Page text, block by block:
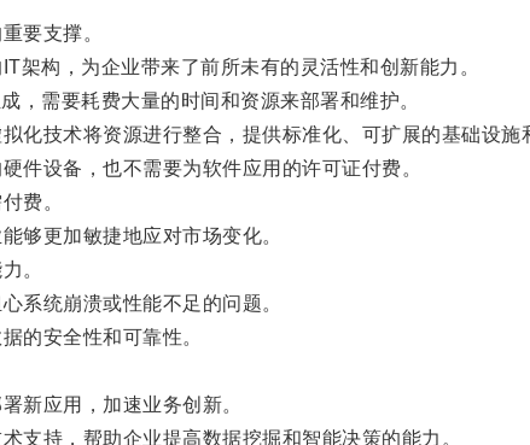
要支撑。
构，为企业带来了前所未有的灵活性和创新能力。
需要耗费大量的时间和资源来部署和维护。
技术将资源进行整合，提供标准化、可扩展的基础设施
设备，也不需要为软件应用的许可证付费。
费。
更加敏捷地应对市场变化。
。
统崩溃或性能不足的问题。
的安全性和可靠性。
应用，加速业务创新。
持，帮助企业提高数据挖掘和智能决策的能力。